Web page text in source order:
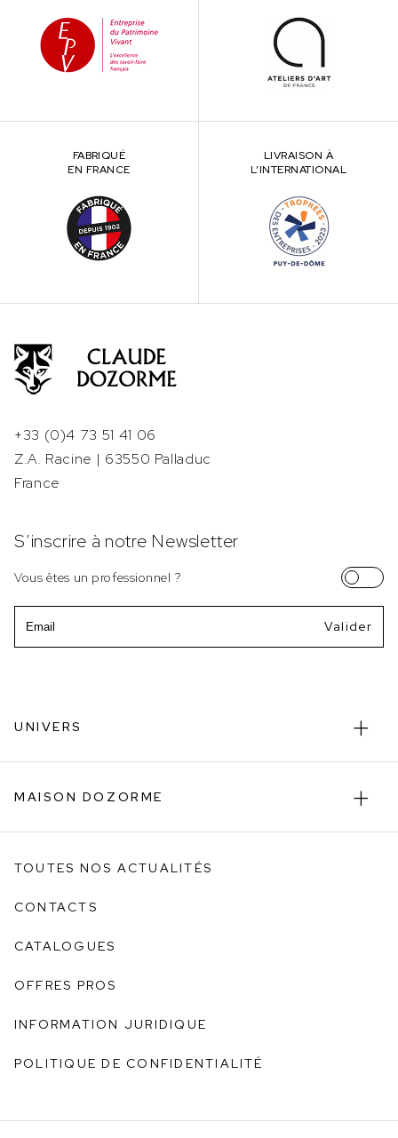
FABRIQUÉ
EN FRANCE
LIVRAISON À
L’INTERNATIONAL
+33 (0)4 73 51 41 06
Z.A. Racine | 63550 Palladuc
France
S’inscrire à notre Newsletter
Vous êtes un professionnel ?
Email
UNIVERS
MAISON DOZORME
TOUTES NOS ACTUALITÉS
CONTACTS
CATALOGUES
OFFRES PROS
INFORMATION JURIDIQUE
POLITIQUE DE CONFIDENTIALITÉ